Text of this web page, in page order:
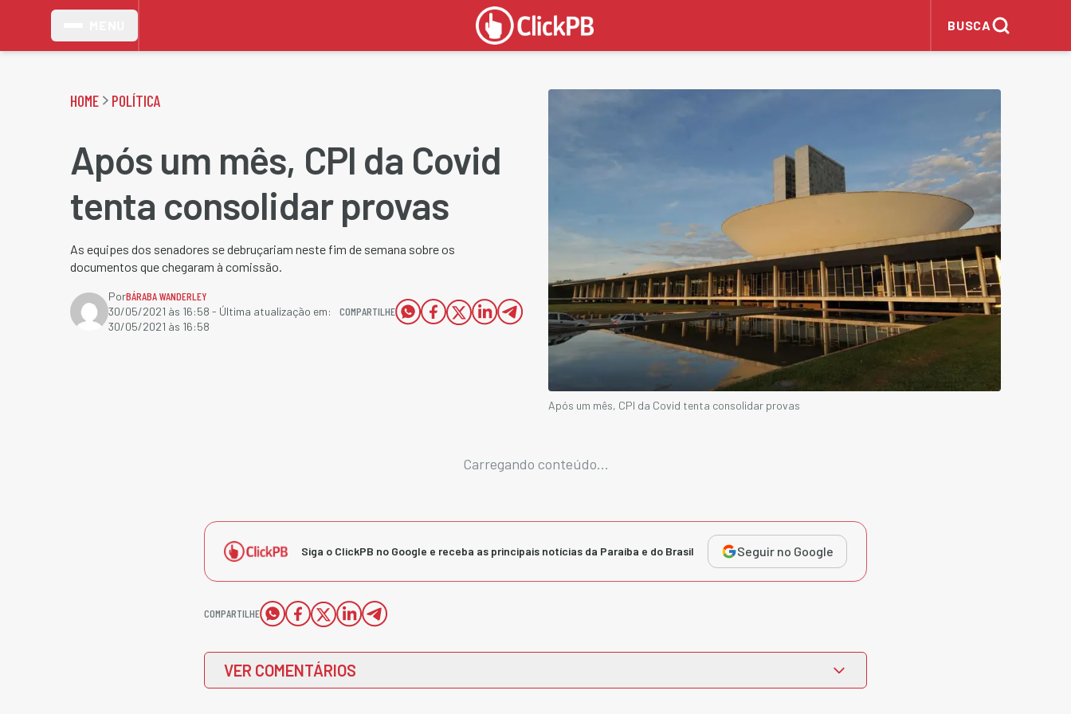
BUSCA
HOME POLÍTICA
Após um mês, CPI da Covid
tenta consolidar provas
As equipes dos senadores se debruçariam neste fim de semana sobre os
documentos que chegaram à comissão.
PorBÁRABA WANDERLEY
30/05/2021 às 16:58 - Última atualização em:
30/05/2021 às 16:58
COMPARTILHE
Após um mês, CPI da Covid tenta consolidar provas
Carregando conteúdo...
Siga o ClickPB no Google e receba as principais notícias da Paraíba e do Brasil Seguir no Google
COMPARTILHE
VER COMENTÁRIOS